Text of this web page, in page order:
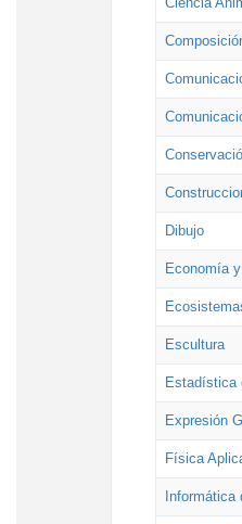
Dibujo
Economía
Escultura
Estadística
Expresión
Física